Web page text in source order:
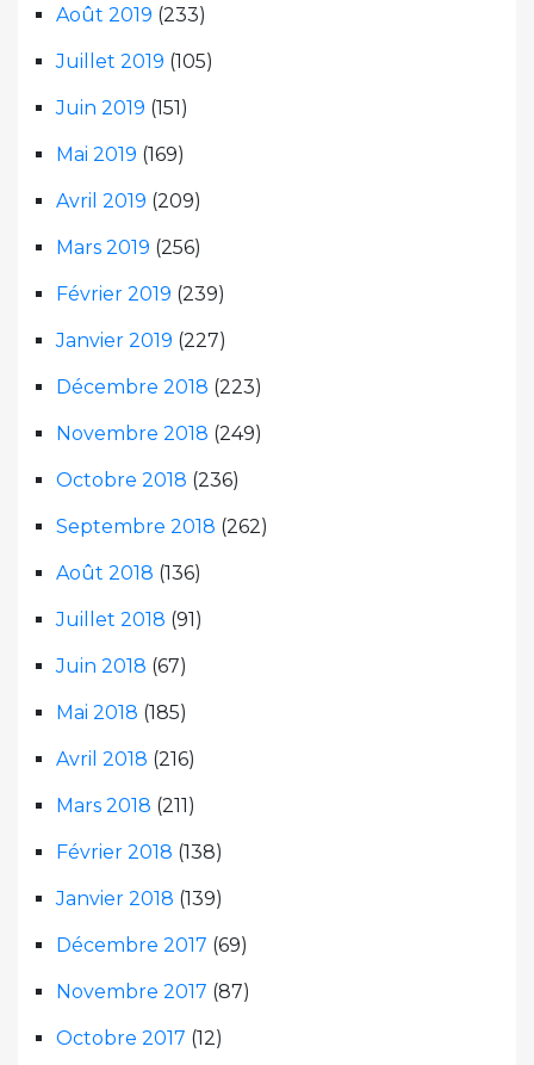
Août 2019 (233)
Juillet 2019 (105)
Juin 2019 (151)
Mai 2019 (169)
Avril 2019 (209)
Mars 2019 (256)
Février 2019 (239)
Janvier 2019 (227)
Décembre 2018 (223)
Novembre 2018 (249)
Octobre 2018 (236)
Septembre 2018 (262)
Août 2018 (136)
Juillet 2018 (91)
Juin 2018 (67)
Mai 2018 (185)
Avril 2018 (216)
Mars 2018 (211)
Février 2018 (138)
Janvier 2018 (139)
Décembre 2017 (69)
Novembre 2017 (87)
Octobre 2017 (12)